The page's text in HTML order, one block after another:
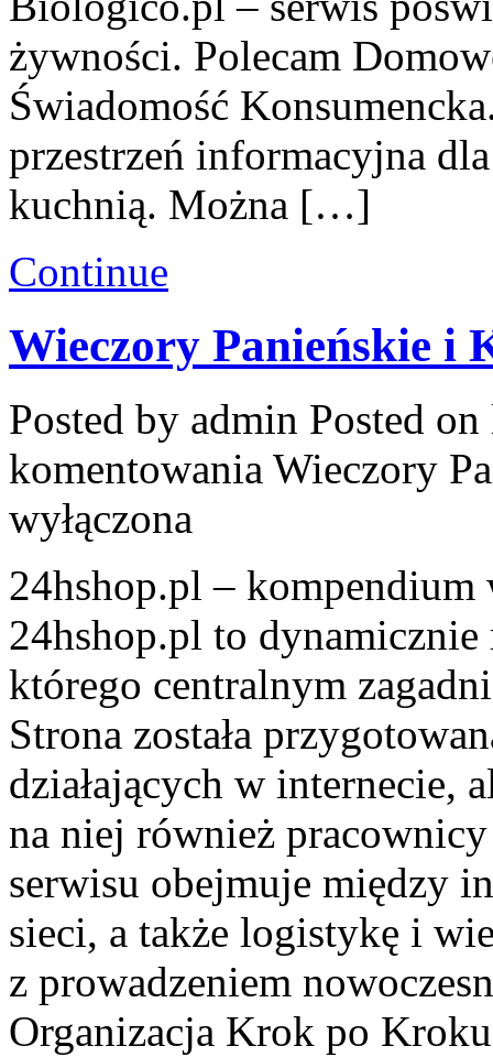
żywności. Polecam
Świadomość
przestrzeń informacyjna
kuchnią. Można […]
Continue
Wieczory Panieńskie i
Posted by admin Posted
komentowania Wieczory
wyłączona
24hshop.pl –
24hshop.pl to
którego centralnym
Strona została
działających w internecie,
na niej również pracownicy
serwisu obejmuje między
sieci, a także logistykę i
z prowadzeniem
Organizacja Krok po